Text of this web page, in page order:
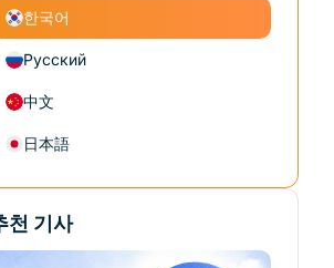
한국어
Русский
中文
日本語
천 기사